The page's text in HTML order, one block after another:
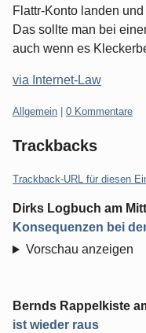
Flattr-Konto landen
Das sollte man bei
auch wenn es
via Internet-Law
Kategorien:
Allgemein 0 Kommentare
Trackbacks
Trackback-URL für diesen
Dirks Logbuch am
Konsequenzen bei
Vorschau anzeigen
Bernds Rappelkiste
ist wieder raus